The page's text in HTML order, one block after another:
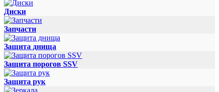
Диски
Запчасти
Защита днища
Защита порогов SSV
Защита рук